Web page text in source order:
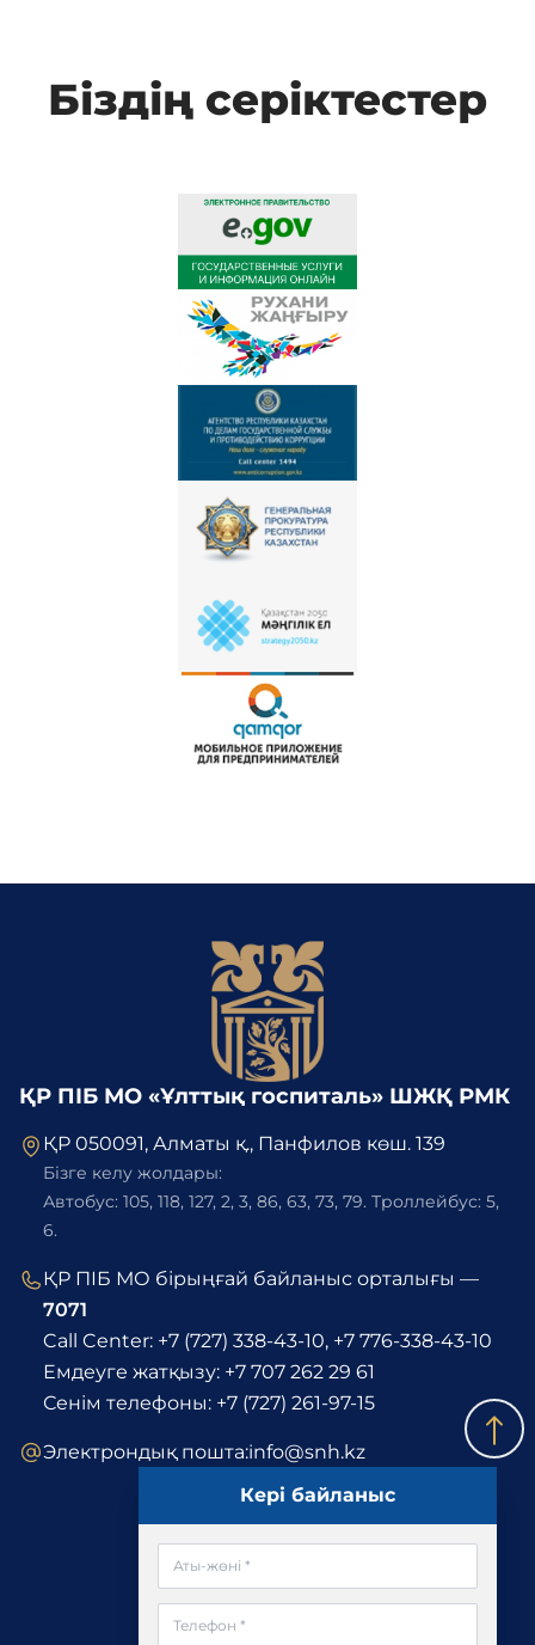
Біздің серіктестер
ҚР ПІБ МО «Ұлттық госпиталь» ШЖҚ РМК
ҚР 050091, Алматы қ., Панфилов көш. 139
Бізге келу жолдары:
Автобус: 105, 118, 127, 2, 3, 86, 63, 73, 79. Троллейбус: 5,
6.
ҚР ПІБ МО бірыңғай байланыс орталығы —
7071
Call Center: +7 (727) 338-43-10, +7 776-338-43-10
Емдеуге жатқызу: +7 707 262 29 61
Сенім телефоны: +7 (727) 261-97-15
Электрондық пошта:info@snh.kz
Кері байланыс